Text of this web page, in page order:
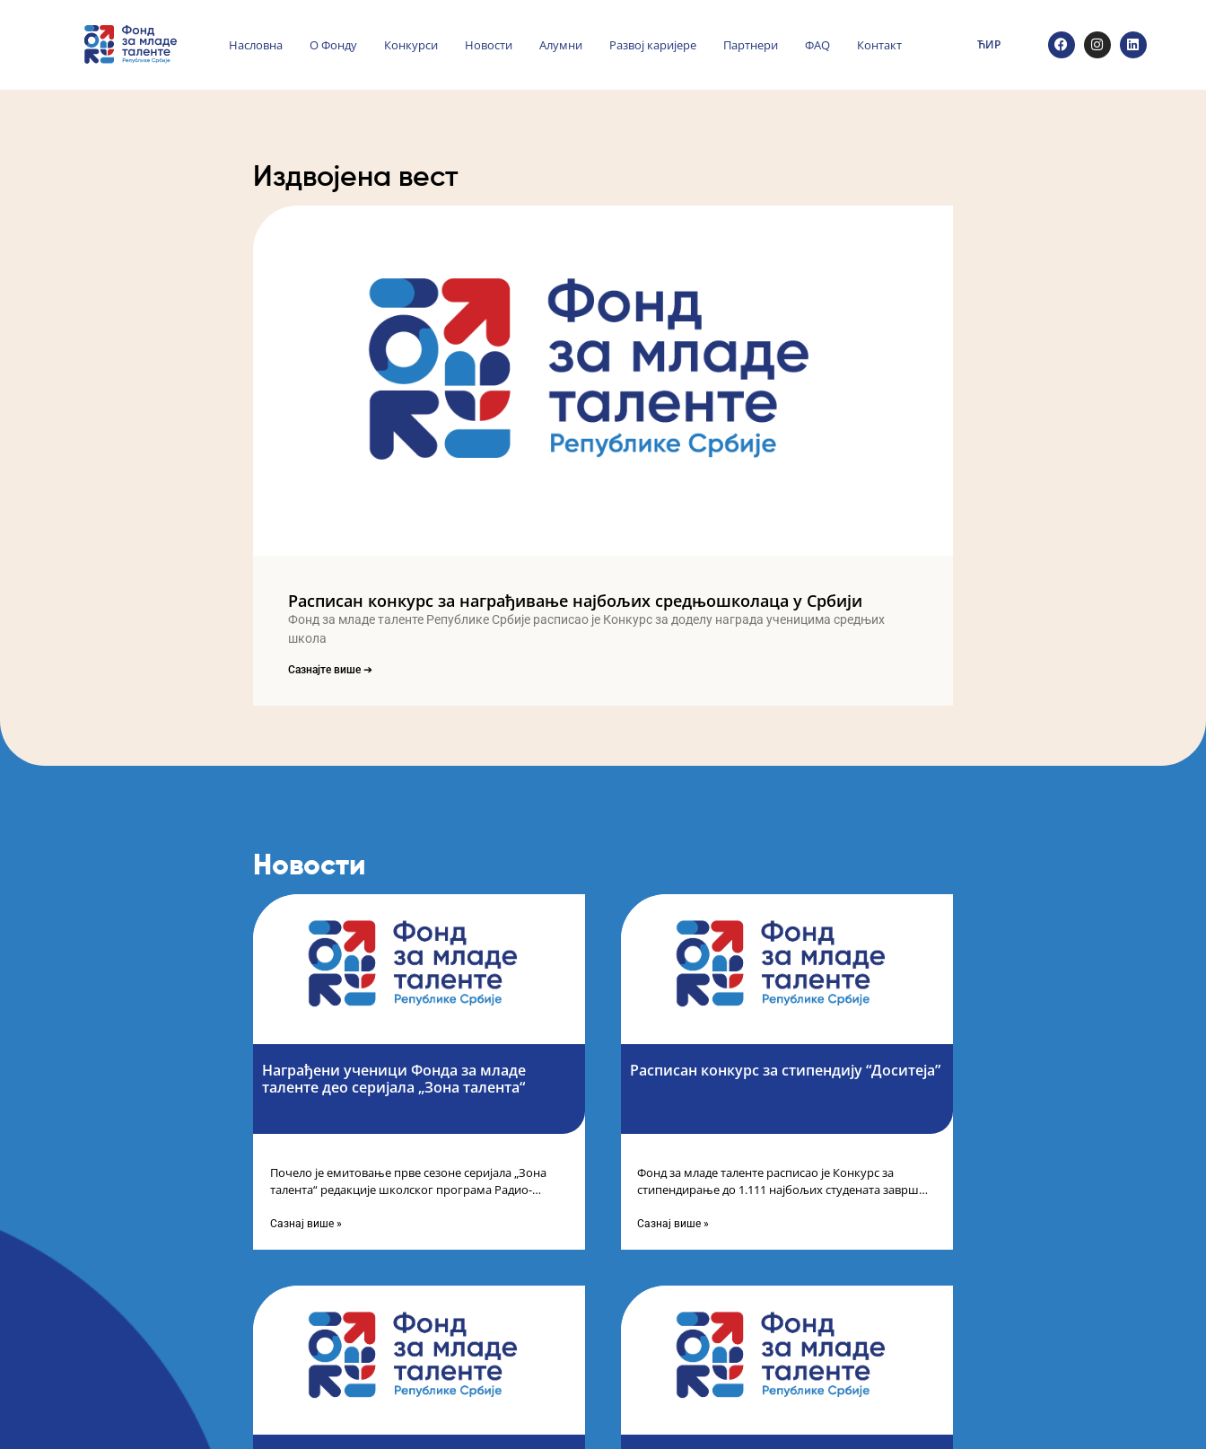
Насловна О Фонду Конкурси Новости Алумни Развој каријере Партнери ФАQ Контакт ЋИР
Издвојена вест
Расписан конкурс за награђивање најбољих средњошколаца у Србији
Фонд за младе таленте Републике Србије расписао је Конкурс за доделу награда ученицима средњих
школа
Сазнајте више ➔
Новости
Награђени ученици Фонда за младе
таленте део серијала „Зона талента“
Почело је емитовање прве сезоне серијала „Зона
талента“ редакције школског програма Радио-
каналу
Сазнај више »
Расписан конкурс за стипендију “Доситеја”
Фонд за младе таленте расписао је Конкурс за
стипендирање до 1.111 најбољих студената завршне
Сазнај више »